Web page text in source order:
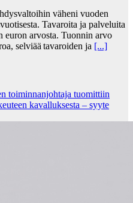
väheni vuoden
Tavaroita ja palveluita
arvosta. Tuonnin arvo
selviää tavaroiden ja [...]
toiminnanjohtaja tuo­mit­tiin
ka­val­luk­ses­ta – syyte